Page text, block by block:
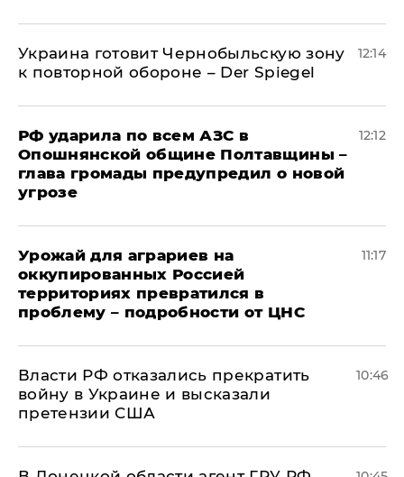
Украина готовит Чернобыльскую зону
к повторной обороне – Der Spiegel
12:14
РФ ударила по всем АЗС в
Опошнянской общине Полтавщины –
глава громады предупредил о новой
угрозе
12:12
Урожай для аграриев на
оккупированных Россией
территориях превратился в
проблему – подробности от ЦНС
11:17
Власти РФ отказались прекратить
войну в Украине и высказали
претензии США
10:46